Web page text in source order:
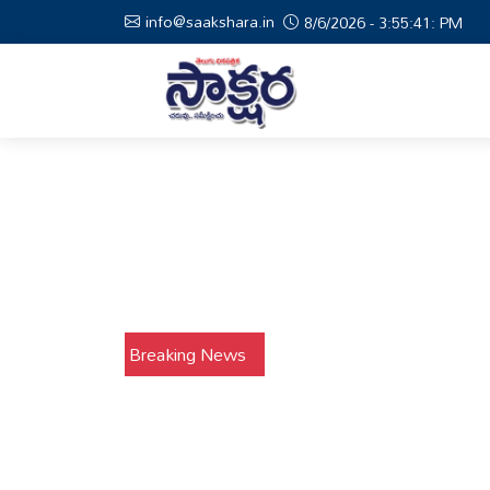
info@saakshara.in 8/6/2026 - 3:55:42: PM
Breaking News